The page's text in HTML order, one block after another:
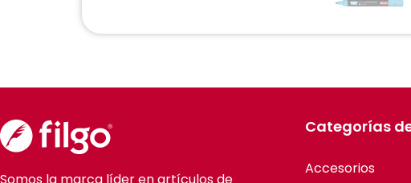
Categorías
Accesorios